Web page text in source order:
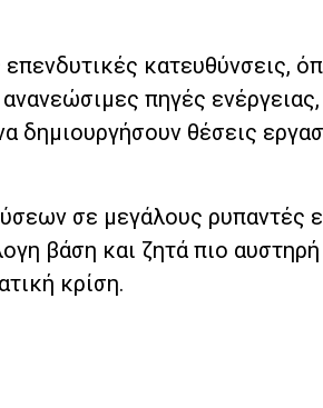
κατευθύνσεις,
πηγές
δημιουργήσουν θέσεις
σε μεγάλους ρυπαντές
βάση και ζητά πιο αυστηρή
κρίση.